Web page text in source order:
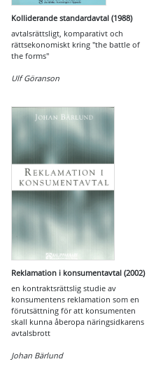
Kolliderande standardavtal (1988)
avtalsrättsligt, komparativt och
rättsekonomiskt kring "the battle of
the forms"
Ulf Göranson
Reklamation i konsumentavtal (2002)
en kontraktsrättslig studie av
konsumentens reklamation som en
förutsättning för att konsumenten
skall kunna åberopa näringsidkarens
avtalsbrott
Johan Bärlund